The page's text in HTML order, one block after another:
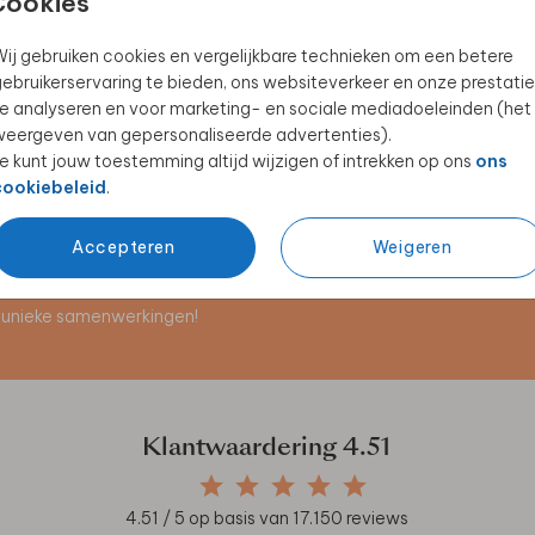
gebruiken cookies en vergelijkbare technieken om een betere
te bieden, ons websiteverkeer en onze
analyseren en voor marketing- en sociale mediadoeleinden (het
van gepersonaliseerde advertenties).
kunt jouw toestemming altijd wijzigen of intrekken op ons ons
.
Accepteren Weigeren
GEBOORTEBORD TUINBORD
samenwerkingen!
Klantwaardering4.51
4.51 / 5 op basis van 17.150 reviews